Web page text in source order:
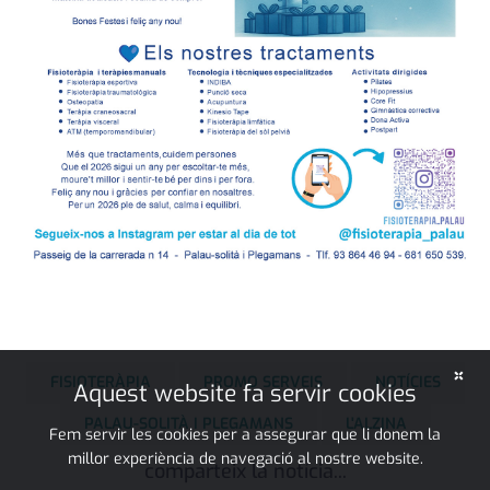
FISIOTERÀPIA PROMO SERVEIS
NOTÍCIES
PALAU-SOLITÀ I PLEGAMANS
L'ALZINA
comparteix la notícia...
×
Aquest website fa servir cookies
Fem servir les cookies per a assegurar que li donem la
millor experiència de navegació al nostre website.